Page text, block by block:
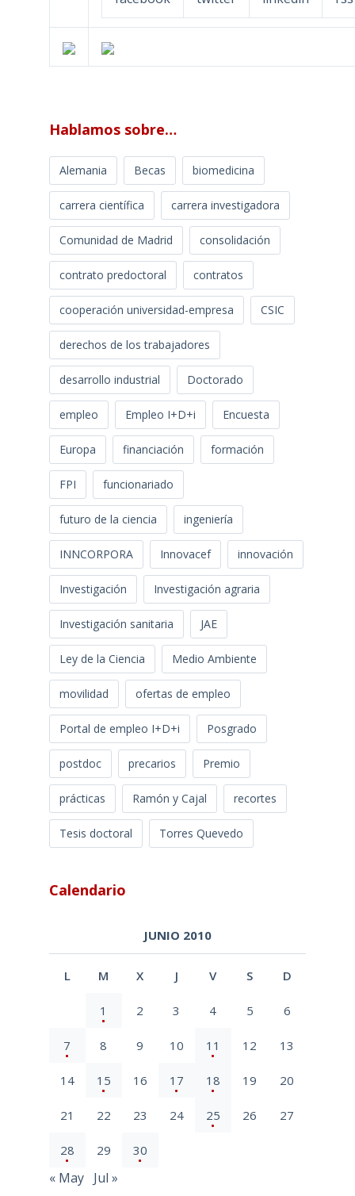
Hablamos sobre…
Alemania Becas biomedicina
carrera científica carrera investigadora
Comunidad de Madrid consolidación
contrato predoctoral contratos
cooperación universidad-empresa CSIC
derechos de los trabajadores
desarrollo industrial Doctorado
empleo Empleo I+D+i Encuesta
Europa financiación formación
FPI funcionariado
futuro de la ciencia ingeniería
INNCORPORA Innovacef innovación
Investigación Investigación agraria
Investigación sanitaria JAE
Ley de la Ciencia Medio Ambiente
movilidad ofertas de empleo
Portal de empleo I+D+i Posgrado
postdoc precarios Premio
prácticas Ramón y Cajal recortes
Tesis doctoral Torres Quevedo
Calendario
JUNIO 2010
L M X J V S D
1 2 3 4 5 6
7 8 9 10 11 12 13
14 15 16 17 18 19 20
21 22 23 24 25 26 27
28 29 30
« May Jul »